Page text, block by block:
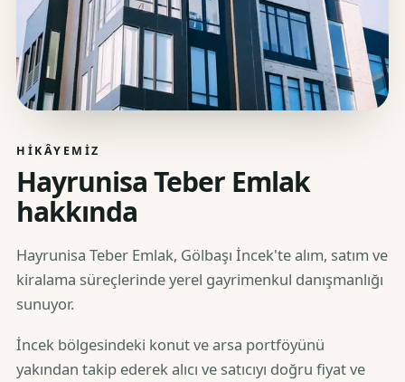
HIKÂYEMIZ
Hayrunisa Teber Emlak
hakkında
Hayrunisa Teber Emlak, Gölbaşı İncek'te alım, satım ve
kiralama süreçlerinde yerel gayrimenkul danışmanlığı
sunuyor.
İncek bölgesindeki konut ve arsa portföyünü
yakından takip ederek alıcı ve satıcıyı doğru fiyat ve